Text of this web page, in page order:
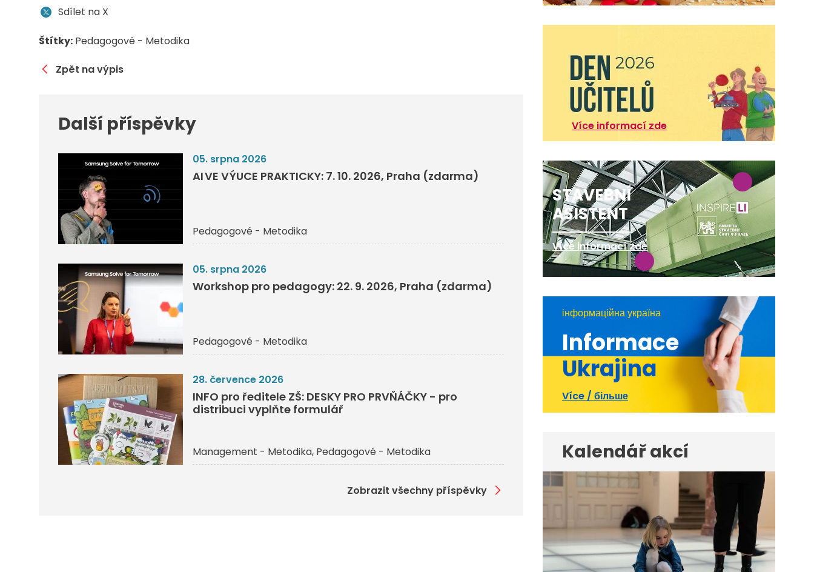
Sdílet na X
Štítky: Pedagogové - Metodika
Zpět na výpis
Další příspěvky
05. srpna 2026
AI VE VÝUCE PRAKTICKY: 7. 10. 2026, Praha (zdarma)
Pedagogové - Metodika
05. srpna 2026
Workshop pro pedagogy: 22. 9. 2026, Praha (zdarma)
Pedagogové - Metodika
28. července 2026
INFO pro ředitele ZŠ: DESKY PRO PRVŇÁČKY - pro
distribuci vyplňte formulář
Management - Metodika Pedagogové - Metodika
Zobrazit všechny příspěvky
Více informací zde
STAVEBNÍ
ASISTENT
Více informací zde
інформаційна україна
Informace
Ukrajina
Více / більше
Kalendář akcí